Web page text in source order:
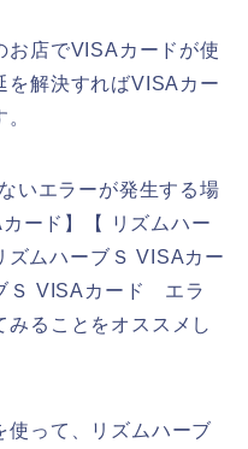
お店でVISAカードが使
を解決すればVISAカー
いエラーが発生する場
ード】【 リズムハー
ムハーブＳ VISAカー
Ｓ VISAカード エラ
みることをオススメし
使って、リズムハーブ